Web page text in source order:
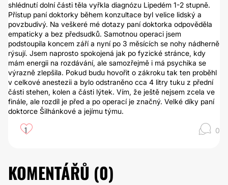
shlédnutí dolní části těla vyřkla diagnózu Lipedém 1-2 stupně.
Přístup paní doktorky během konzultace byl velice lidský a
povzbudivý. Na veškeré mé dotazy paní doktorka odpověděla
empaticky a bez předsudků. Samotnou operaci jsem
podstoupila koncem září a nyní po 3 měsících se nohy nádherně
rýsují. Jsem naprosto spokojená jak po fyzické stránce, kdy
mám energii na rozdávání, ale samozřejmě i má psychika se
výrazně zlepšila. Pokud budu hovořit o zákroku tak ten proběhl
v celkové anestezii a bylo odstraněno cca 4 litry tuku z přední
části stehen, kolen a části lýtek. Vím, že ještě nejsem zcela ve
finále, ale rozdíl je před a po operací je značný. Velké díky paní
doktorce Šilhánkové a jejímu týmu.
1 0
KOMENTÁŘŮ (0)